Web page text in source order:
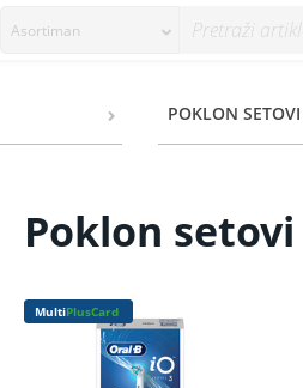
Asortiman
POKLON SETOVI
Poklon setovi
MultiPlusCard